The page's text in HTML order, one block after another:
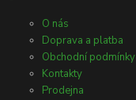
O nás
Doprava a platba
Obchodní podmínky
Kontakty
Prodejna